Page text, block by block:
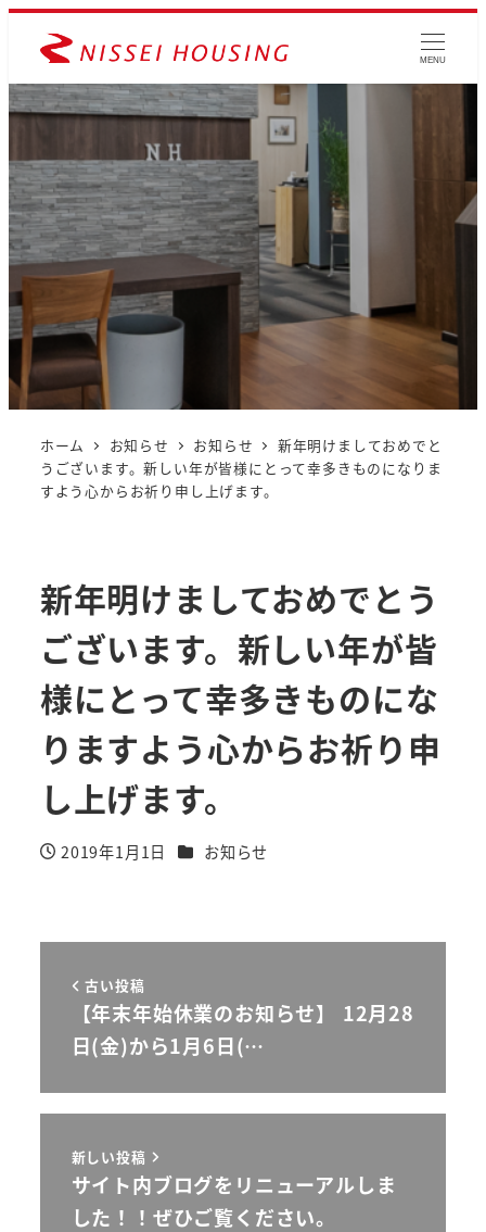
MENU
ホーム お知らせ お知らせ
新年明けましておめでと
うございます。新しい年が皆様にとって幸多きものになりま
すよう心からお祈り申し上げます。
新年明けましておめでとう
ございます。新しい年が皆
様にとって幸多きものにな
りますよう心からお祈り申
し上げます。
投稿日
2019年1月1日 カテゴリー
お知らせ
古い投稿
【年末年始休業のお知らせ】 12月28
日(金)から1月6日(…
新しい投稿
サイト内ブログをリニューアルしま
した！！ぜひご覧ください。